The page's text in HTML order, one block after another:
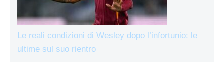
Le reali condizioni di Wesley dopo l’infortunio: le
ultime sul suo rientro